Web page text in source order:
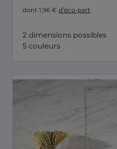
dont 1,96 € d’éco-part
2 dimensions possibles
5 couleurs